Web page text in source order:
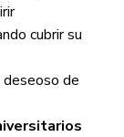
cubrir su
deseoso de